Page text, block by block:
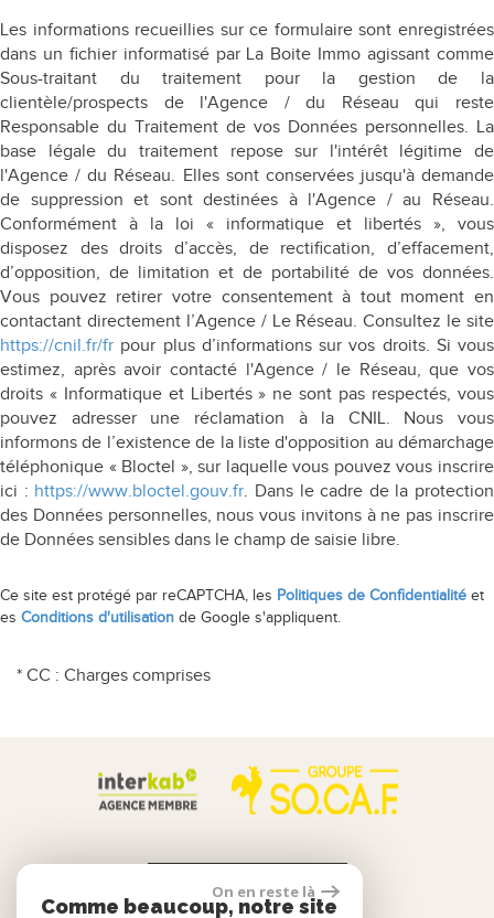
Les informations recueillies sur ce formulaire sont enregistrées
dans un fichier informatisé par La Boite Immo agissant comme
Sous-traitant du traitement pour la gestion de la
clientèle/prospects de l'Agence / du Réseau qui reste
Responsable du Traitement de vos Données personnelles. La
base légale du traitement repose sur l'intérêt légitime de
l'Agence / du Réseau. Elles sont conservées jusqu'à demande
de suppression et sont destinées à l'Agence / au Réseau.
Conformément à la loi « informatique et libertés », vous
disposez des droits d’accès, de rectification, d’effacement,
d’opposition, de limitation et de portabilité de vos données.
Vous pouvez retirer votre consentement à tout moment en
contactant directement l’Agence / Le Réseau. Consultez le site
https://cnil.fr/fr pour plus d’informations sur vos droits. Si vous
estimez, après avoir contacté l'Agence / le Réseau, que vos
droits « Informatique et Libertés » ne sont pas respectés, vous
pouvez adresser une réclamation à la CNIL. Nous vous
informons de l’existence de la liste d'opposition au démarchage
téléphonique « Bloctel », sur laquelle vous pouvez vous inscrire
ici : https://www.bloctel.gouv.fr. Dans le cadre de la protection
des Données personnelles, nous vous invitons à ne pas inscrire
de Données sensibles dans le champ de saisie libre.
Ce site est protégé par reCAPTCHA, les Politiques de Confidentialité et
es Conditions d'utilisation de Google s'appliquent.
* CC : Charges comprises
Calculette Financière
On en reste là
Comme beaucoup, notre site